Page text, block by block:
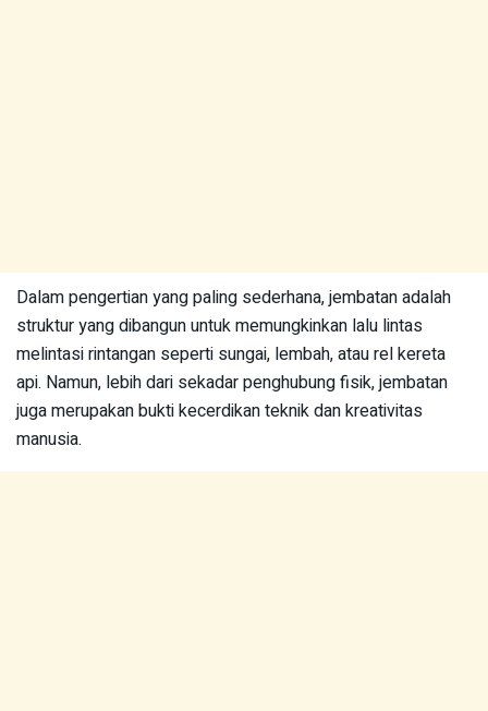
Dalam pengertian yang paling sederhana, jembatan adalah
struktur yang dibangun untuk memungkinkan lalu lintas
melintasi rintangan seperti sungai, lembah, atau rel kereta
api. Namun, lebih dari sekadar penghubung fisik, jembatan
juga merupakan bukti kecerdikan teknik dan kreativitas
manusia.